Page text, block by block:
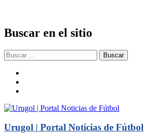
Buscar en el sitio
Buscar:
Urugol | Portal Noticias de Fútbol